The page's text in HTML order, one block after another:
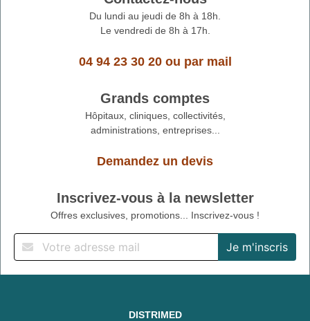
Du lundi au jeudi de 8h à 18h.
Le vendredi de 8h à 17h.
04 94 23 30 20ou par mail
Grands comptes
Hôpitaux, cliniques, collectivités,
administrations, entreprises...
Demandez un devis
Inscrivez-vous à la newsletter
Offres exclusives, promotions... Inscrivez-vous !
DISTRIMED